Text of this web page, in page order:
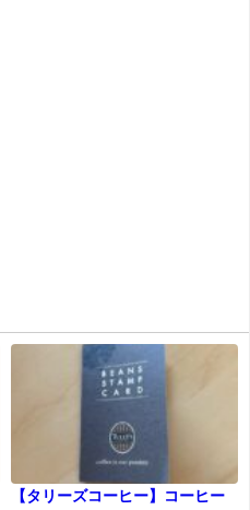
【タリーズコーヒー】コーヒー